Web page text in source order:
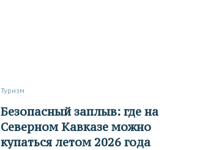
Туризм
Безопасный заплыв: где на
Северном Кавказе можно
купаться летом 2026 года